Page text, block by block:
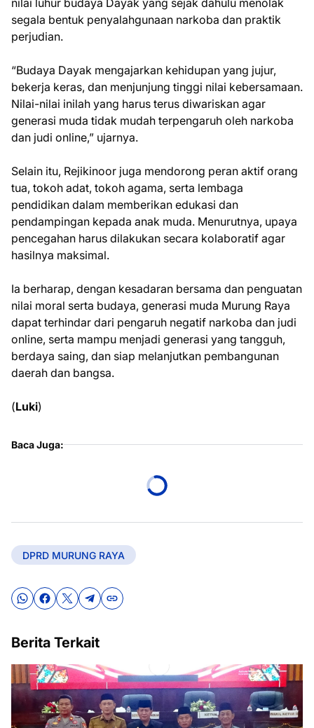
nilai luhur budaya Dayak yang sejak dahulu menolak
segala bentuk penyalahgunaan narkoba dan praktik
perjudian.
“Budaya Dayak mengajarkan kehidupan yang jujur,
bekerja keras, dan menjunjung tinggi nilai kebersamaan.
Nilai-nilai inilah yang harus terus diwariskan agar
generasi muda tidak mudah terpengaruh oleh narkoba
dan judi online,” ujarnya.
Selain itu, Rejikinoor juga mendorong peran aktif orang
tua, tokoh adat, tokoh agama, serta lembaga
pendidikan dalam memberikan edukasi dan
pendampingan kepada anak muda. Menurutnya, upaya
pencegahan harus dilakukan secara kolaboratif agar
hasilnya maksimal.
Ia berharap, dengan kesadaran bersama dan penguatan
nilai moral serta budaya, generasi muda Murung Raya
dapat terhindar dari pengaruh negatif narkoba dan judi
online, serta mampu menjadi generasi yang tangguh,
berdaya saing, dan siap melanjutkan pembangunan
daerah dan bangsa.
(Luki)
Baca Juga:
DPRD MURUNG RAYA
Berita Terkait